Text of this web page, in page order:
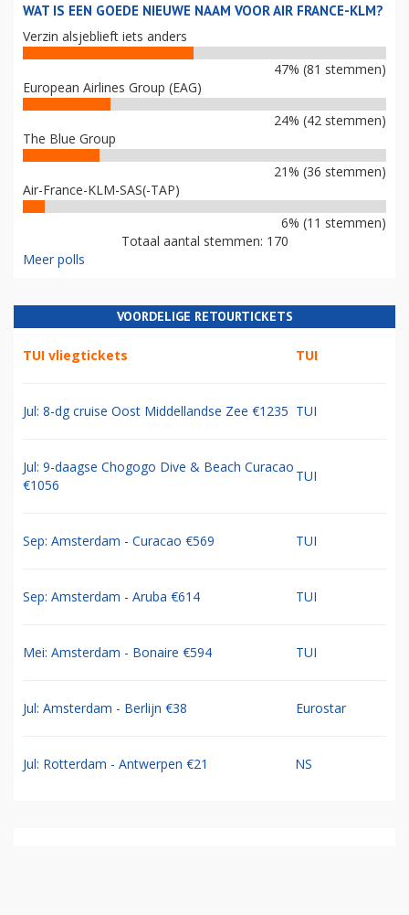
WAT IS EEN GOEDE NIEUWE NAAM VOOR AIR FRANCE-KLM?
Verzin alsjeblieft iets anders
47% (81 stemmen)
European Airlines Group (EAG)
24% (42 stemmen)
The Blue Group
21% (36 stemmen)
Air-France-KLM-SAS(-TAP)
6% (11 stemmen)
Totaal aantal stemmen: 170
Meer polls
VOORDELIGE RETOURTICKETS
TUI vliegtickets TUI
Jul: 8-dg cruise Oost Middellandse Zee €1235 TUI
Jul: 9-daagse Chogogo Dive & Beach Curacao
€1056
TUI
Sep: Amsterdam - Curacao €569 TUI
Sep: Amsterdam - Aruba €614 TUI
Mei: Amsterdam - Bonaire €594 TUI
Jul: Amsterdam - Berlijn €38 Eurostar
Jul: Rotterdam - Antwerpen €21 NS